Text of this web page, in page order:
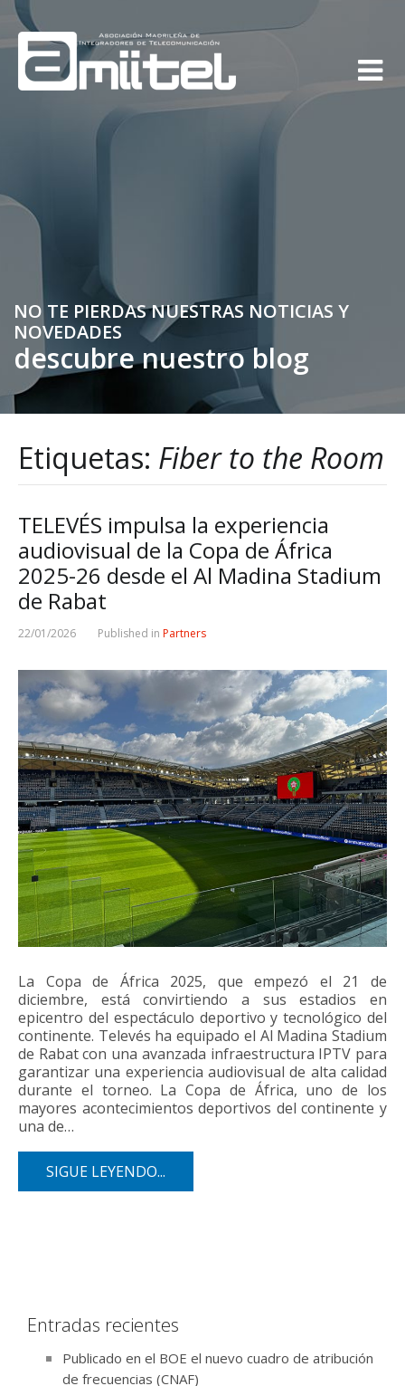
NO TE PIERDAS NUESTRAS NOTICIAS Y
NOVEDADES
descubre nuestro blog
Etiquetas: Fiber to the Room
TELEVÉS impulsa la experiencia
audiovisual de la Copa de África
2025-26 desde el Al Madina Stadium
de Rabat
22/01/2026 Published in Partners
La Copa de África 2025, que empezó el 21 de
diciembre, está convirtiendo a sus estadios en
epicentro del espectáculo deportivo y tecnológico del
continente. Televés ha equipado el Al Madina Stadium
de Rabat con una avanzada infraestructura IPTV para
garantizar una experiencia audiovisual de alta calidad
durante el torneo. La Copa de África, uno de los
mayores acontecimientos deportivos del continente y
una de…
SIGUE LEYENDO...
Entradas recientes
Publicado en el BOE el nuevo cuadro de atribución
de frecuencias (CNAF)